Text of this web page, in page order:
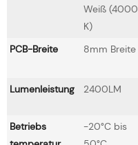
Weiß (4000
K)
PCB-Breite 8mm Breite
Lumenleistung
2400LM
Betriebs
-20°C bis